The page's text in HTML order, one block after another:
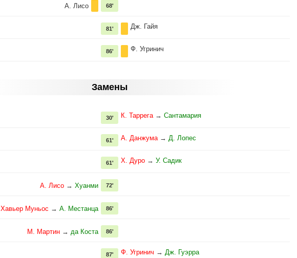
А. Лисо 68'
Дж. Гайя
81'
Ф. Угринич
86'
Замены
К. Таррега → Сантамария
30'
А. Данжума → Д. Лопес
61'
Х. Дуро → У. Садик
61'
А. Лисо → Хуанми 72'
Хавьер Муньос → А. Местанца 86'
М. Мартин → да Коста 86'
Ф. Угринич → Дж. Гуэрра
87'